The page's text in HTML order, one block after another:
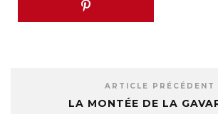
ARTICLE PRÉCÉDENT
LA MONTÉE DE LA